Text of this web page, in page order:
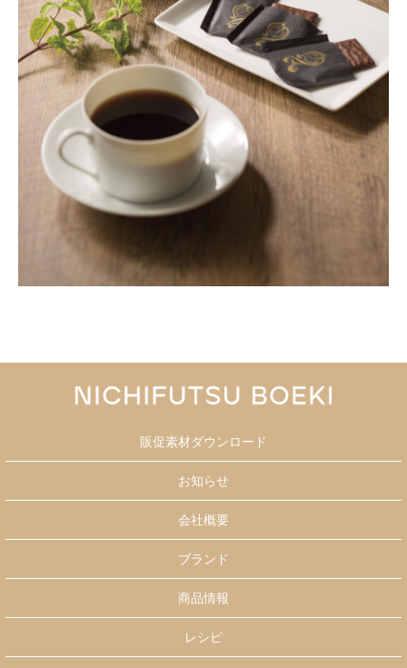
販促素材ダウンロード
お知らせ
会社概要
ブランド
商品情報
レシピ